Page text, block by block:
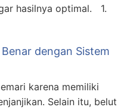
hasilnya optimal. 1.
dengan Sistem
karena memiliki
Selain itu, belut